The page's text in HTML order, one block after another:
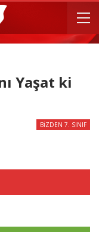
Yaşat ki
BIZDEN 7. SINIF